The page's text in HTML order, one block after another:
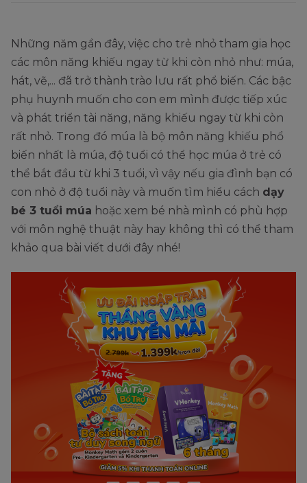
Những năm gần đây, việc cho trẻ nhỏ tham gia học
các môn năng khiếu ngay từ khi còn nhỏ như: múa,
hát, vẽ,... đã trở thành trào lưu rất phổ biến. Các bậc
phụ huynh muốn cho con em mình được tiếp xúc
và phát triển tài năng, năng khiếu ngay từ khi còn
rất nhỏ. Trong đó múa là bộ môn năng khiếu phổ
biến nhất là múa, độ tuổi có thể học múa ở trẻ có
thể bắt đầu từ khi 3 tuổi, vì vậy nếu gia đình bạn có
con nhỏ ở độ tuổi này và muốn tìm hiểu cách dạy
bé 3 tuổi múa hoặc xem bé nhà mình có phù hợp
với môn nghệ thuật này hay không thì có thể tham
khảo qua bài viết dưới đây nhé!